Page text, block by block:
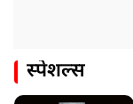
स्पेशल्स